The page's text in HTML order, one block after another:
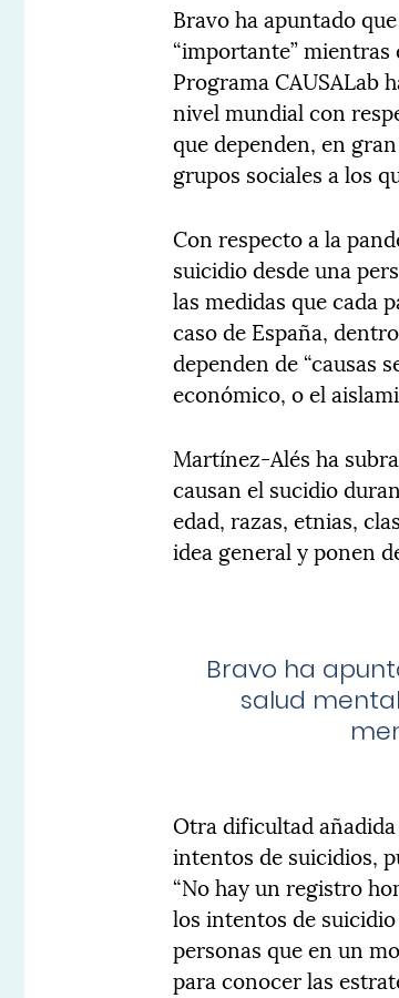
Bravo ha apuntado
“importante”
Programa CAUSALab
nivel mundial con
que dependen, en
grupos sociales a los
Con respecto a la
suicidio desde una
las medidas que cada
caso de España,
dependen de “causas
económico, o el
Martínez-Alés ha
causan el sucidio
edad, razas, etnias,
idea general y ponen
Bravo ha
salud
Otra dificultad
intentos de suicidios,
“No hay un registro
los intentos de
personas que en un
para conocer las